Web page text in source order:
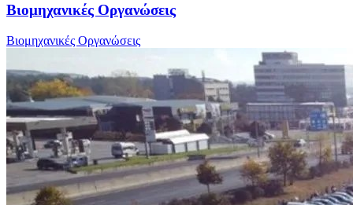
Βιομηχανικές Οργανώσεις
Βιομηχανικές Οργανώσεις